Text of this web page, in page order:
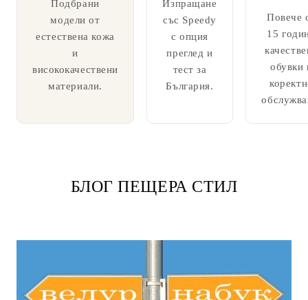
Подбрани
модели от
естествена кожа
и
висококачествени
материали.
Изпращане
със Speedy
с опция
преглед и
тест за
България.
Повече
15
обувки
БЛОГ ПЕЩЕРА СТИЛ